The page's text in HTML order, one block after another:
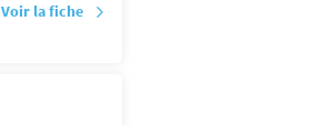
Voir la fiche